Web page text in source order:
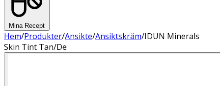
Mina Recept
Hem/Produkter/Ansikte/Ansiktskräm/IDUN Minerals
Skin Tint Tan/De